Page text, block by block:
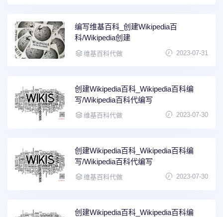
编写维基百科_创建Wikipedia百
科/Wikipedia创建
维基百科代做 2023-07-31
创建Wikipedia百科_Wikipedia百科编
写/Wikipedia百科代编写
维基百科代做 2023-07-30
创建Wikipedia百科_Wikipedia百科编
写/Wikipedia百科代编写
维基百科代做 2023-07-30
创建Wikipedia百科_Wikipedia百科编